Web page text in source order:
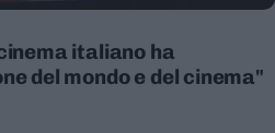
italiano ha
del mondo e del cinema"